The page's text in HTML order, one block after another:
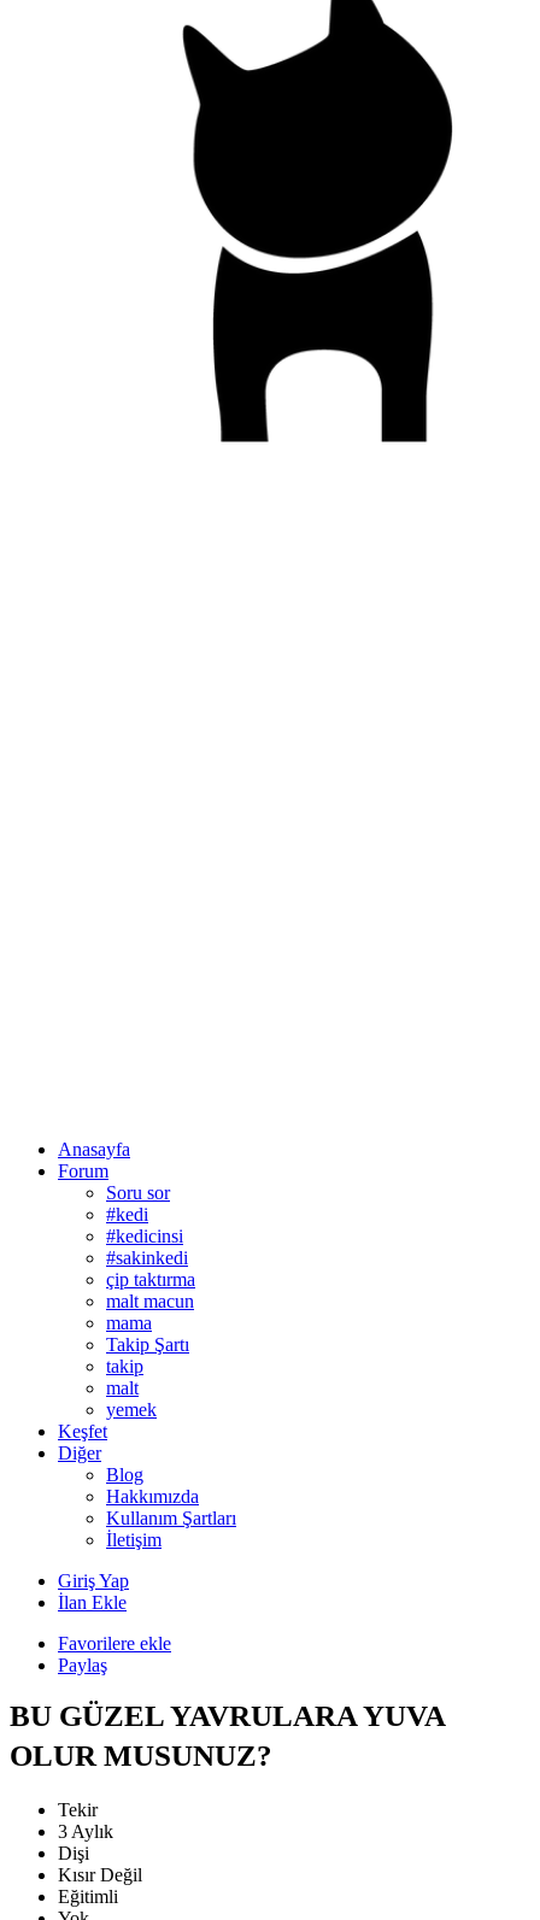
Anasayfa
Forum
Soru sor
#kedi
#kedicinsi
#sakinkedi
çip taktırma
malt macun
mama
Takip Şartı
takip
malt
yemek
Keşfet
Diğer
Blog
Hakkımızda
Kullanım Şartları
İletişim
Giriş Yap
İlan Ekle
Favorilere ekle
Paylaş
BU GÜZEL YAVRULARA YUVA
OLUR MUSUNUZ?
Tekir
3 Aylık
Dişi
Kısır Değil
Eğitimli